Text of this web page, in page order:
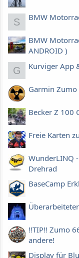
S BMW
BMW
ANDROID )
G Kurviger App
Garmin Zumo
Becker Z 100
Freie Karten
WunderLINQ
Drehrad
BaseCamp
!!TIP!! Zumo
andere!
Display für